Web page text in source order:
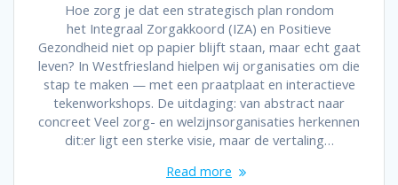
Hoe zorg je dat een strategisch plan rondom
het Integraal Zorgakkoord (IZA) en Positieve
Gezondheid niet op papier blijft staan, maar echt gaat
leven? In Westfriesland hielpen wij organisaties om die
stap te maken — met een praatplaat en interactieve
tekenworkshops. De uitdaging: van abstract naar
concreet Veel zorg- en welzijnsorganisaties herkennen
dit:er ligt een sterke visie, maar de vertaling…
Read more